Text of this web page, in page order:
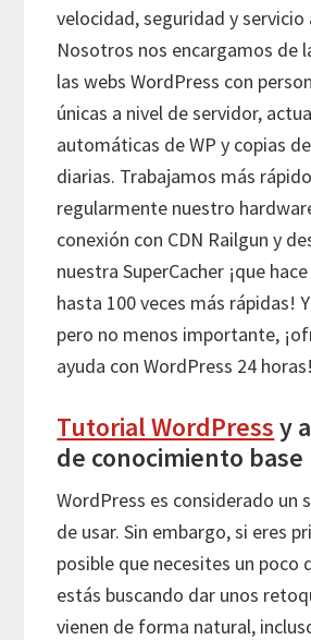
velocidad, seguridad y servicio
Nosotros nos encargamos de
las webs WordPress con
únicas a nivel de servidor,
automáticas de WP y copias
diarias. Trabajamos más
regularmente nuestro
conexión con CDN Railgun y
nuestra SuperCacher ¡que
hasta 100 veces más rápidas!
pero no menos importante,
ayuda con WordPress 24 horas!
Tutorial WordPressy
de conocimiento base
WordPress es considerado un
de usar. Sin embargo, si eres
posible que necesites un poco
estás buscando dar unos
vienen de forma natural,